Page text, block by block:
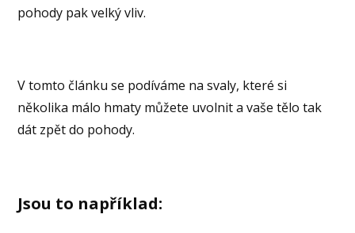
pohody pak velký vliv.
V tomto článku se podíváme na svaly, které si
několika málo hmaty můžete uvolnit a vaše tělo tak
dát zpět do pohody.
Jsou to například: